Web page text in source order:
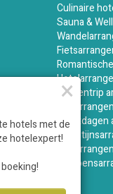
Culinaire
Sauna &
Stedentrip
Feestdagen
×
hotels met de
hotelexpert!